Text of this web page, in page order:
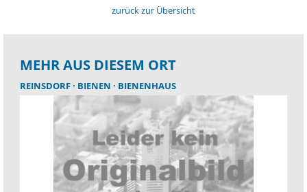
zurück zur Übersicht
MEHR AUS DIESEM ORT
REINSDORF BIENEN BIENENHAUS